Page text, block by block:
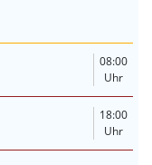
08:00
Uhr
18:00
Uhr